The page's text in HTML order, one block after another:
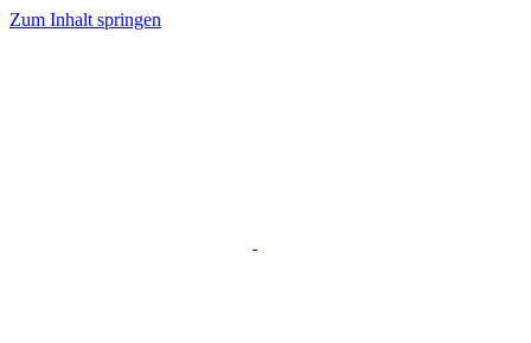
Zum Inhalt springen